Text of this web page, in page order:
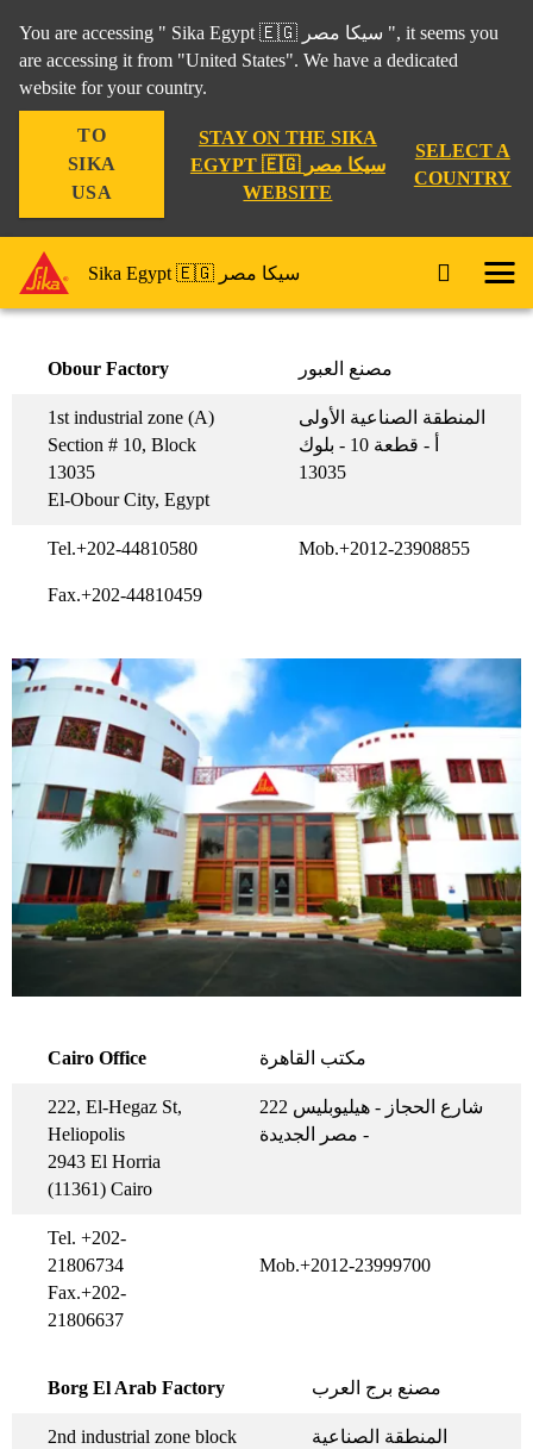
You are accessing " Sika Egypt 🇪🇬 سيكا مصر ", it seems you
are accessing it from "United States". We have a dedicated
website for your country.
TO
SIKA
USA
STAY ON THE SIKA
EGYPT 🇪🇬 سيكا مصر
WEBSITE
SELECT A
COUNTRY
Sika Egypt 🇪🇬 سيكا مصر
BRANCHES -
فروعنا
Contact - تواصل معنا
Obour Factory مصنع العبور
1st industrial zone (A)
Section # 10, Block
13035
El-Obour City, Egypt
المنطقة الصناعية الأولى
أ - قطعة 10 - بلوك
13035
Tel.+202-44810580
Fax.+202-44810459
Mob.+2012-23908855
Cairo Office مكتب القاهرة
222, El-Hegaz St,
Heliopolis
2943 El Horria
(11361) Cairo
222 شارع الحجاز - هيليوبليس
- مصر الجديدة
Tel. +202-
21806734
Fax.+202-
21806637
Mob.+2012-23999700
Borg El Arab Factory مصنع برج العرب
2nd industrial zone block
المنطقة الصناعية